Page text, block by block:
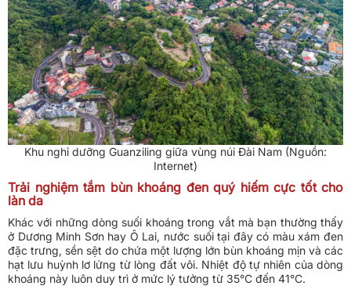
Khu nghỉ dưỡng Guanziling giữa vùng núi Đài Nam (Nguồn:
Internet)
Trải nghiệm tắm bùn khoáng đen quý hiếm cực tốt cho
làn da
Khác với những dòng suối khoáng trong vắt mà bạn thường thấy
ở Dương Minh Sơn hay Ô Lai, nước suối tại đây có màu xám đen
đặc trưng, sền sệt do chứa một lượng lớn bùn khoáng mịn và các
hạt lưu huỳnh lơ lửng từ lòng đất vôi. Nhiệt độ tự nhiên của dòng
khoáng này luôn duy trì ở mức lý tưởng từ 35°C đến 41°C.